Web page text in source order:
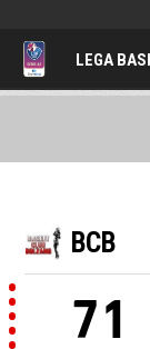
LEGA
BCB
71